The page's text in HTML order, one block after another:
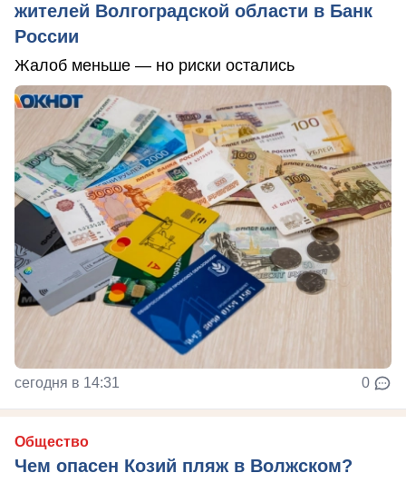
жителей Волгоградской области в Банк
России
Жалоб меньше — но риски остались
сегодня в 14:31 0
Общество
Чем опасен Козий пляж в Волжском?